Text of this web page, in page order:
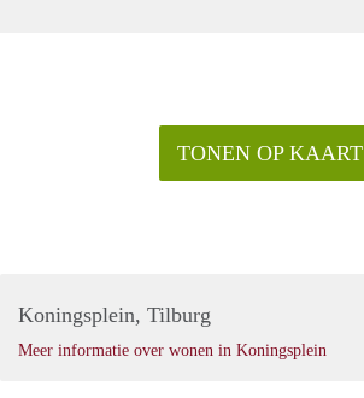
TONEN OP KAART
Koningsplein, Tilburg
Meer informatie over wonen in Koningsplein